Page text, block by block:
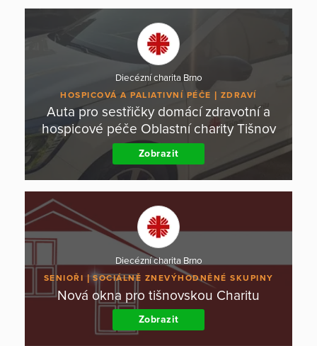
Diecézní charita Brno
HOSPICOVÁ A PALIATIVNÍ PÉČE ZDRAVÍ
Auta pro sestřičky domácí zdravotní a
hospicové péče Oblastní charity Tišnov
Zobrazit
Diecézní charita Brno
SENIOŘI SOCIÁLNĚ ZNEVÝHODNĚNÉ SKUPINY
Nová okna pro tišnovskou Charitu
Zobrazit